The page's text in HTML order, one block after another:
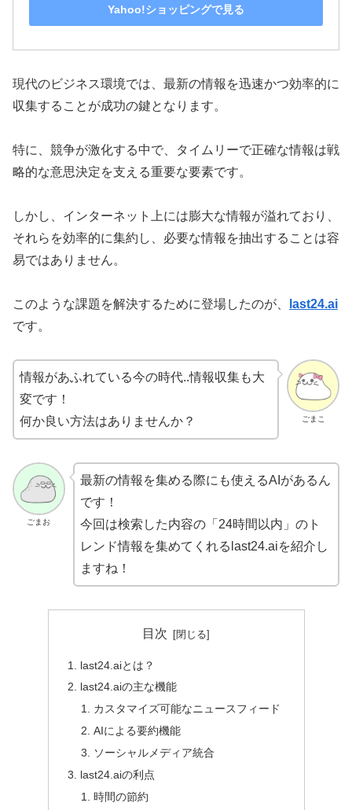
Yahoo!ショッピングで見る
現代のビジネス環境では、最新の情報を迅速かつ効率的に
収集することが成功の鍵となります。
特に、競争が激化する中で、タイムリーで正確な情報は戦
略的な意思決定を支える重要な要素です。
しかし、インターネット上には膨大な情報が溢れており、
それらを効率的に集約し、必要な情報を抽出することは容
易ではありません。
このような課題を解決するために登場したのが、
last24.ai
です。
ごまこ
情報があふれている今の時代..情報収集も大
変です！
何か良い方法はありませんか？
ごまお
最新の情報を集める際にも使えるAIがあるん
です！
今回は検索した内容の「24時間以内」のト
レンド情報を集めてくれるlast24.aiを紹介し
ますね！
目次
last24.aiとは？
last24.aiの主な機能
カスタマイズ可能なニュースフィード
AIによる要約機能
ソーシャルメディア統合
last24.aiの利点
時間の節約